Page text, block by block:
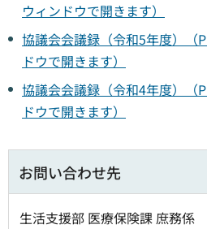
ウィンドウで開きます）
協議会会議録（令和5年度）（
ドウで開きます）
協議会会議録（令和4年度）（
ドウで開きます）
お問い合わせ先
生活支援部 医療保険課 庶務係